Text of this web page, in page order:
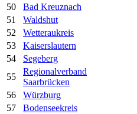
50
Bad Kreuznach
51
Waldshut
52
Wetteraukreis
53
Kaiserslautern
54
Segeberg
55
Regionalverband
Saarbrücken
56
Würzburg
57
Bodenseekreis